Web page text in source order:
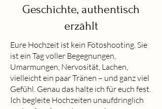
Geschichte, authentisch
erzählt
Eure Hochzeit ist kein Fotoshooting. Sie
ist ein Tag voller Begegnungen,
Umarmungen, Nervosität, Lachen,
vielleicht ein paar Tränen – und ganz viel
Gefühl. Genau das halte ich für euch fest.
Ich begleite Hochzeiten unaufdringlich